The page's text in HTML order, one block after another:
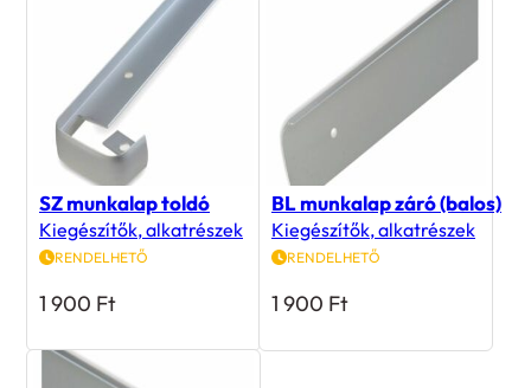
SZ munkalap toldó
Kiegészítők, alkatrészek
RENDELHETŐ
1 900 Ft
BL munkalap záró (balos)
Kiegészítők, alkatrészek
RENDELHETŐ
1 900 Ft